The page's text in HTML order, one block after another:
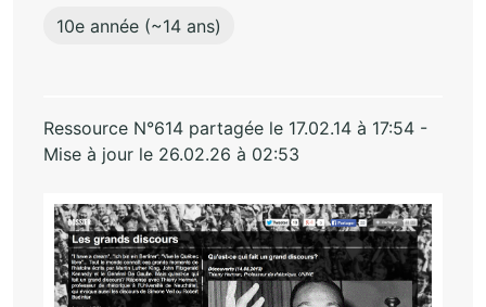
10e année (~14 ans)
Ressource N°614 partagée le 17.02.14 à 17:54 -
Mise à jour le 26.02.26 à 02:53